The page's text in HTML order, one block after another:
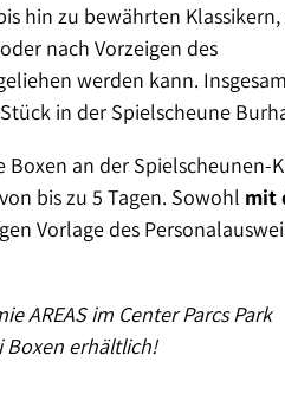
hin zu bewährten
nach Vorzeigen des
werden kann.
in der Spielscheune
Boxen an der Spielscheunen-
bis zu 5 Tagen. Sowohl mit
Vorlage des
AREAS im Center Parcs Park
Boxen erhältlich!